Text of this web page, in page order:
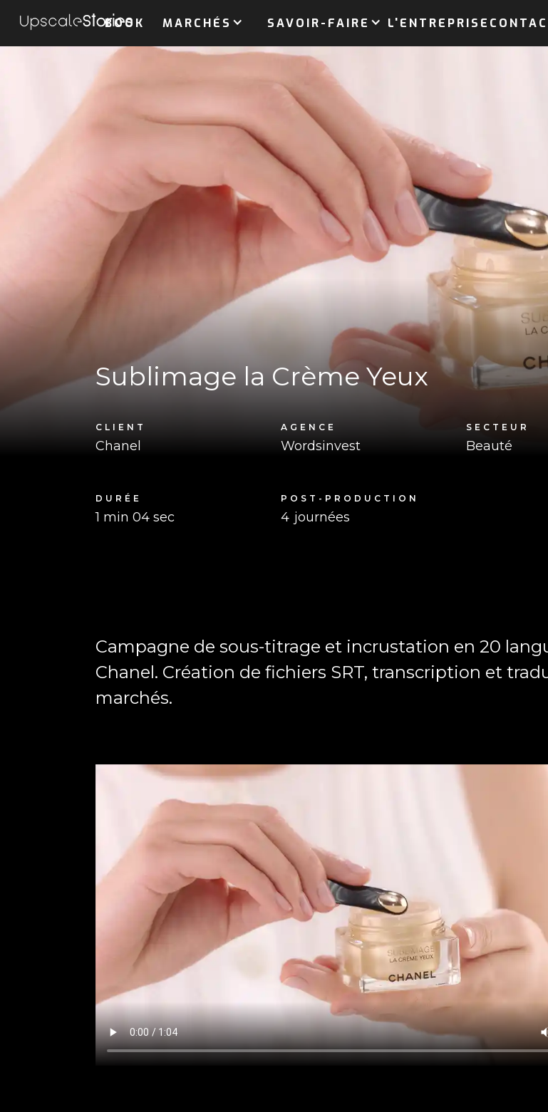
BOOK MARCHÉS SAVOIR-FAIRE L'ENTREPRISE
Sublimage la Crème Yeux
CLIENT
Chanel
AGENCE
Wordsinvest
SECTEUR
Beauté
DURÉE
1 min 04 sec
POST-PRODUCTION
4 journées
Campagne de sous-titrage et incrustation en 20
Chanel. Création de fichiers SRT, transcription et
marchés.